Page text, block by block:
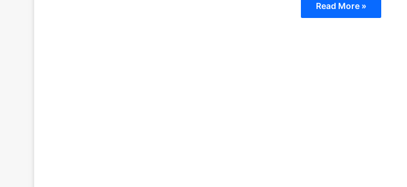
Read More »